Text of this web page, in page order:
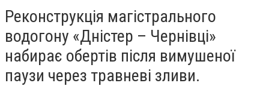
Реконструкція магістрального
водогону «Дністер – Чернівці»
набирає обертів після вимушеної
паузи через травневі зливи.